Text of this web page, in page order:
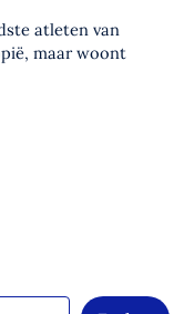
atleten van
maar woont